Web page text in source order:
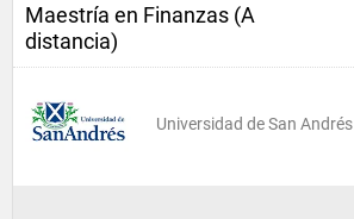
Maestría en Finanzas (A
distancia)
Universidad de San Andrés